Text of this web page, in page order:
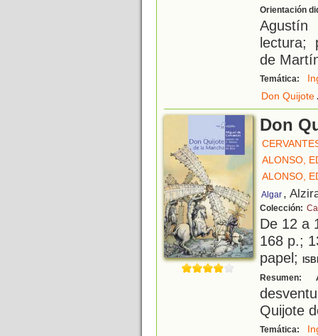
Orientación
lectura;
de
Temática:
Don Quijote
Don
ALONSO,
ALONSO,
Algar ,
Colección:
De 12 a
168 p.;
papel;
Resumen:
Quijote
Temática: